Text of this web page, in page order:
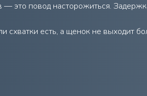
— это повод насторожиться.
схватки есть, а щенок не выходит